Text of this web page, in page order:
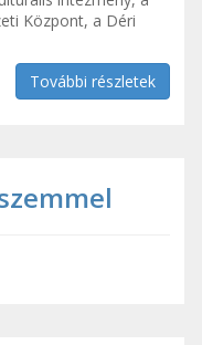
Központ, a Déri
További részletek